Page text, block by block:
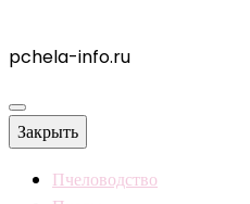
pchela-info.ru
Закрыть
Пчеловодство